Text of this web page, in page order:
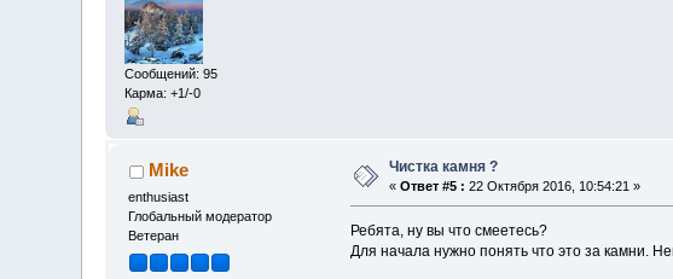
Сообщений: 95
Карма: +1/-0
Mike
enthusiast
Глобальный модератор
Ветеран
Чистка камня ?
«Ответ #5 : 22 Октября 2016, 10:54:21 »
Ребята, ну вы что смеетесь?
Для начала нужно понять что это за камни.